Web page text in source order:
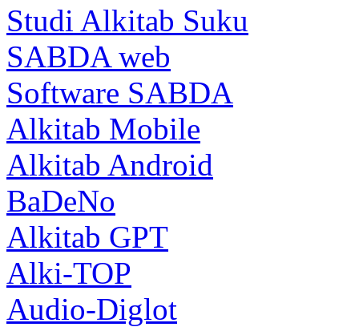
Studi Alkitab Suku
SABDA web
Software SABDA
Alkitab Mobile
Alkitab Android
BaDeNo
Alkitab GPT
Alki-TOP
Audio-Diglot